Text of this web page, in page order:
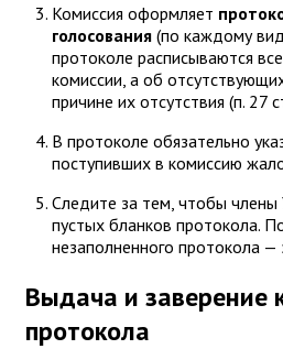
Комиссия оформляет
голосования (по каждому
протоколе расписываются
комиссии, а об
причине их отсутствия (п. 27
В протоколе обязательно
поступивших в комиссию
Следите за тем, чтобы
пустых бланков протокола.
незаполненного протокола —
Выдача и заверение
протокола